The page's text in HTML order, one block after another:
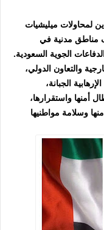
لمحاولات ميليشيات
مناطق مدنية في
الجوية السعودية.
والتعاون الدولي،
الجبانة،
واستقرارها،
وسلامة مواطنيها